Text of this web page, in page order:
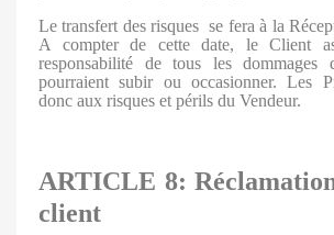
Le transfert des risques se fera à la
A compter de cette date, le Client
responsabilité de tous les dommages
pourraient subir ou occasionner. Les
donc aux risques et périls du Vendeur.
ARTICLE 8:
client